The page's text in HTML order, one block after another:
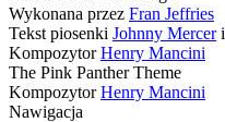
Wykonana przez Fran Jeffries
Tekst piosenki Johnny Merceri
Kompozytor Henry Mancini
The Pink Panther Theme
Kompozytor Henry Mancini
Nawigacja